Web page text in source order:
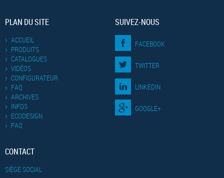
PLAN DU SITE
ACCUEIL
PRODUITS
CATALOGUES
VIDÉOS
CONFIGURATEUR
FAQ
ARCHIVES
INFOS
ECODESIGN
FAQ
SUIVEZ-NOUS
FACEBOOK
TWITTER
LINKEDIN
GOOGLE+
CONTACT
SIÈGE SOCIAL